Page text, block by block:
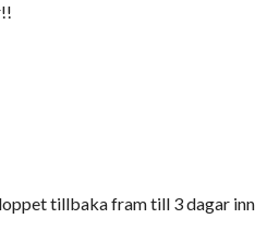
tillbaka fram till 3 dagar